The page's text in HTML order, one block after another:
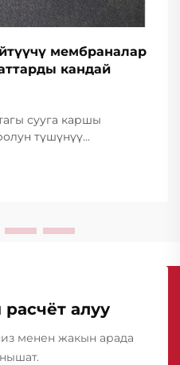
мембраналар
кандай
сууга каршы
түшүнүү
чоң инвестицияларды
алуу
менен жакын арада